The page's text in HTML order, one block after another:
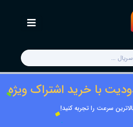
با خرید اشتراک ویژه
سرعت را تجربه کنید!